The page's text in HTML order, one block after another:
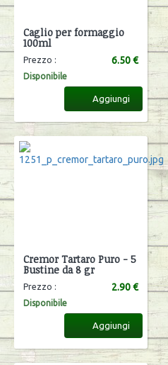
Caglio per formaggio
100ml
Prezzo : 6.50 €
Disponibile
Aggiungi
Cremor Tartaro Puro - 5
Bustine da 8 gr
Prezzo : 2.90 €
Disponibile
Aggiungi